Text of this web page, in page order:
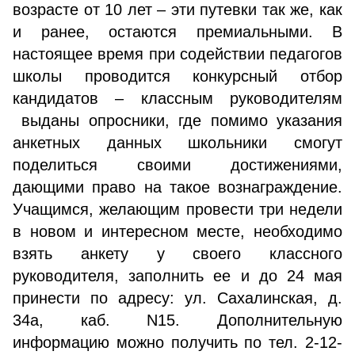
возрасте от 10 лет – эти путевки так же, как
и ранее, остаются премиальными. В
настоящее время при содействии педагогов
школы проводится конкурсный отбор
кандидатов – классным руководителям
выданы опросники, где помимо указания
анкетных данных школьники смогут
поделиться своими достижениями,
дающими право на такое вознаграждение.
Учащимся, желающим провести три недели
в новом и интересном месте, необходимо
взять анкету у своего классного
руководителя, заполнить ее и до 24 мая
принести по адресу: ул. Сахалинская, д.
34а, каб. N15. Дополнительную
информацию можно получить по тел. 2-12-